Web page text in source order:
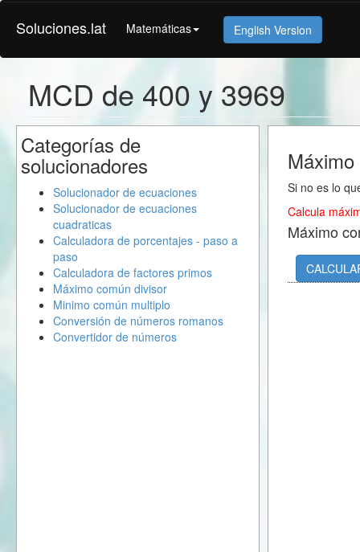
Soluciones.lat Matemáticas English Version
MCD de 400 y 3969
Si no es lo
Calcula
Máximo
Categorías de
solucionadores
Solucionador de ecuaciones
Solucionador de ecuaciones
cuadraticas
Calculadora de porcentajes - paso a
paso
Calculadora de factores primos
Máximo común divisor
Minimo común multiplo
Conversión de números romanos
Convertidor de números